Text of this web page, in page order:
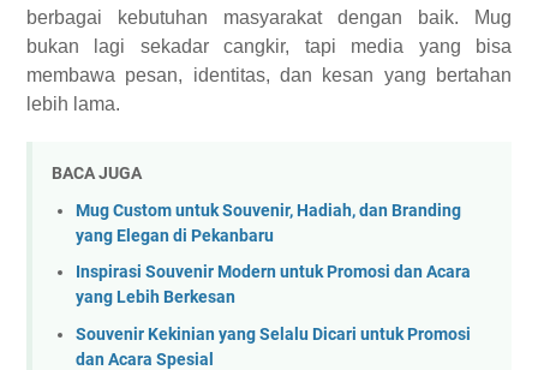
berbagai kebutuhan masyarakat dengan baik. Mug
bukan lagi sekadar cangkir, tapi media yang bisa
membawa pesan, identitas, dan kesan yang bertahan
lebih lama.
BACA JUGA
Mug Custom untuk Souvenir, Hadiah, dan Branding
yang Elegan di Pekanbaru
Inspirasi Souvenir Modern untuk Promosi dan Acara
yang Lebih Berkesan
Souvenir Kekinian yang Selalu Dicari untuk Promosi
dan Acara Spesial